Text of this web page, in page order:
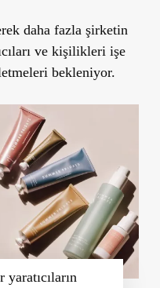
daha fazla şirketin
ve kişilikleri işe
bekleniyor.